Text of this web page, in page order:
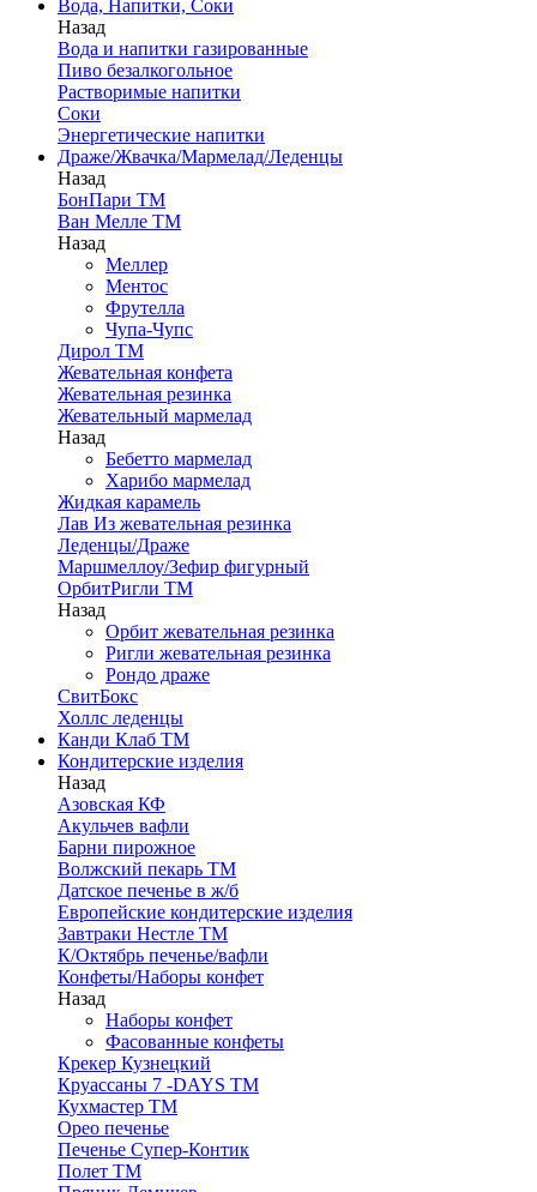
Вода, Напитки, Соки
Назад
Вода и напитки газированные
Пиво безалкогольное
Растворимые напитки
Соки
Энергетические напитки
Драже/Жвачка/Мармелад/Леденцы
Назад
БонПари ТМ
Ван Мелле ТМ
Назад
Меллер
Ментос
Фрутелла
Чупа-Чупс
Дирол ТМ
Жевательная конфета
Жевательная резинка
Жевательный мармелад
Назад
Бебетто мармелад
Харибо мармелад
Жидкая карамель
Лав Из жевательная резинка
Леденцы/Драже
Маршмеллоу/Зефир фигурный
ОрбитРигли ТМ
Назад
Орбит жевательная резинка
Ригли жевательная резинка
Рондо драже
СвитБокс
Холлс леденцы
Канди Клаб ТМ
Кондитерские изделия
Назад
Азовская КФ
Акульчев вафли
Барни пирожное
Волжский пекарь ТМ
Датское печенье в ж/б
Европейские кондитерские изделия
Завтраки Нестле ТМ
К/Октябрь печенье/вафли
Конфеты/Наборы конфет
Назад
Наборы конфет
Фасованные конфеты
Крекер Кузнецкий
Круассаны 7 -DAYS ТМ
Кухмастер ТМ
Орео печенье
Печенье Супер-Контик
Полет ТМ